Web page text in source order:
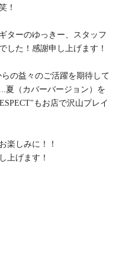
！
ターのゆっきー、スタッフ
した！感謝申し上げます！
の益々のご活躍を期待して
夏（カバーバージョン）を
もお店で沢山プレイ
楽しみに！！
上げます！